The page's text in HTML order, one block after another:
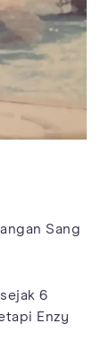
Sang
6
Enzy